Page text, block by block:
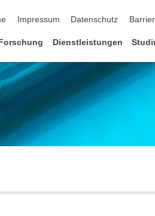
Impressum Datenschutz
Dienstleistungen